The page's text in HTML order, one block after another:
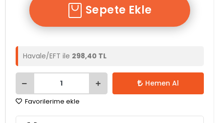
Sepete Ekle
Havale/EFT ile 298,40 TL
Hemen Al
Favorilerime ekle